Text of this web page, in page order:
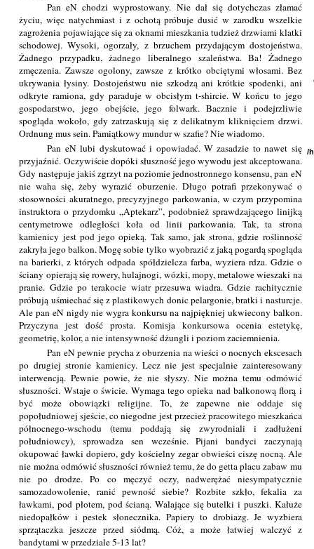
Pan eN chodzi wyprostowany. Nie dał się dotychczas złamać
życiu, więc natychmiast i z ochotą próbuje dusić w zarodku wszelkie
zagrożenia pojawiające się za oknami mieszkania tudzież drzwiami klatki
schodowej. Wysoki, ogorzały, z brzuchem przydającym dostojeństwa.
Żadnego przypadku, żadnego liberalnego szaleństwa. Ba! Żadnego
zmęczenia. Zawsze ogolony, zawsze z krótko obciętymi włosami. Bez
ukrywania łysiny. Dostojeństwu nie szkodzą ani krótkie spodenki, ani
odkryte ramiona, gdy paraduje w obcisłym t-shircie. W końcu to jego
gospodarstwo, jego obejście, jego folwark. Bacznie i podejrzliwie
spogląda wokoło, gdy zatrzaskują się z delikatnym kliknięciem drzwi.
Ordnung mus sein. Pamiątkowy mundur w szafie? Nie wiadomo.
Pan eN lubi dyskutować i opowiadać. W zasadzie to nawet się
przyjaźnić. Oczywiście dopóki słuszność jego wywodu jest akceptowana.
Gdy następuje jakiś zgrzyt na poziomie jednostronnego konsensu, pan eN
nie waha się, żeby wyrazić oburzenie. Długo potrafi przekonywać o
stosowności akuratnego, precyzyjnego parkowania, w czym przypomina
instruktora o przydomku „Aptekarz”, podobnież sprawdzającego linijką
centymetrowe odległości koła od linii parkowania. Tak, ta strona
kamienicy jest pod jego opieką. Tak samo, jak strona, gdzie roślinność
zakryła jego balkon. Mogę sobie tylko wyobrazić z jaką pogardą spogląda
na barierki, z których odpada spółdzielcza farba, wyziera rdza. Gdzie o
ściany opierają się rowery, hulajnogi, wózki, mopy, metalowe wieszaki na
pranie. Gdzie po terakocie wiatr przesuwa wiadra. Gdzie rachitycznie
próbują uśmiechać się z plastikowych donic pelargonie, bratki i nasturcje.
Ale pan eN nigdy nie wygra konkursu na najpiękniej ukwiecony balkon.
Przyczyna jest dość prosta. Komisja konkursowa ocenia estetykę,
geometrię, kolor, a nie intensywność dżungli i poziom zaciemnienia.
Pan eN pewnie prycha z oburzenia na wieści o nocnych ekscesach
po drugiej stronie kamienicy. Lecz nie jest specjalnie zainteresowany
interwencją. Pewnie powie, że nie słyszy. Nie można temu odmówić
słuszności. Wstaje o świcie. Wymaga tego opieka nad balkonową florą i
być może obowiązki religijne. To, że zapewne nie oddaje się
popołudniowej sjeście, co niegodne jest przecież pracowitego mieszkańca
północnego-wschodu (temu poddają się zwyrodniali i zadłużeni
południowcy), sprowadza sen wcześnie. Pijani bandyci zaczynają
okupować ławki dopiero, gdy kościelny zegar obwieści ciszę nocną. Ale
nie można odmówić słuszności również temu, że do getta placu zabaw mu
nie po drodze. Po co męczyć oczy, nadwerężać niesympatycznie
samozadowolenie, ranić pewność siebie? Rozbite szkło, fekalia za
ławkami, pod płotem, pod ścianą. Walające się butelki i puszki. Kałuże
niedopałków i pestek słonecznika. Papiery to drobiazg. Je wyzbiera
sprzątaczka jeszcze przed siódmą. Cóż, a może łatwiej walczyć z
bandytami w przedziale 5-13 lat?
/